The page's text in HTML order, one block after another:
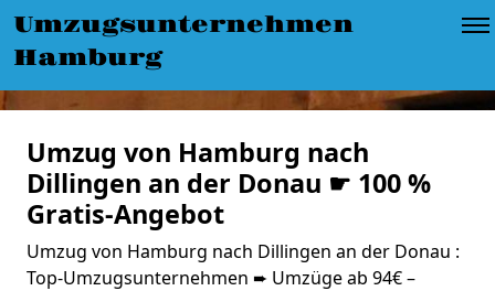
Umzugsunternehmen
Hamburg
Umzug von Hamburg nach
Dillingen an der Donau ☛ 100 %
Gratis-Angebot
Umzug von Hamburg nach Dillingen an der Donau :
Top-Umzugsunternehmen ➨ Umzüge ab 94€ –